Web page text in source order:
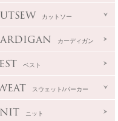
カットソー
カーディガン
ベスト
スウェット/パーカー
ニット